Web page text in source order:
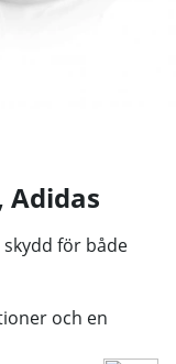
Adidas
för både
och en